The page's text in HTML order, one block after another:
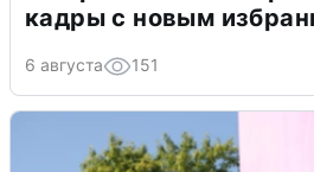
кадры с новым
6 августа 151